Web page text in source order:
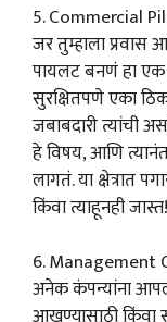
5. Commercial
जर तुम्हाला
पायलट बनणं हा एक
सुरक्षितपणे एका
जबाबदारी त्यांची
हे विषय, आणि
लागतं. या क्षेत्रात
किंवा त्याहूनही जास्त!
6. Management
अनेक कंपन्यांना